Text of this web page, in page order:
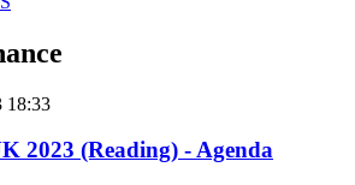
18:33
2023 (Reading) - Agenda